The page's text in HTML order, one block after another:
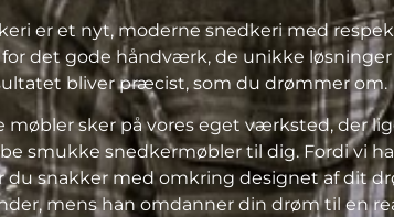
er et nyt, moderne snedkeri med
for det gode håndværk, de unikke
bliver præcist, som du drømmerom.
møbler sker på vores eget værksted, der
smukke snedkermøbler til dig. Fordi vi
du snakker med omkring designet af dit
mens han omdanner din drøm til en